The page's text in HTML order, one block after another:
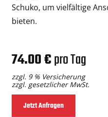
Schuko, um vielfältige
bieten.
74.00 €pro Tag
zzgl. 9 % Versicherung
zzgl. gesetzlicher MwSt.
Jetzt Anfragen